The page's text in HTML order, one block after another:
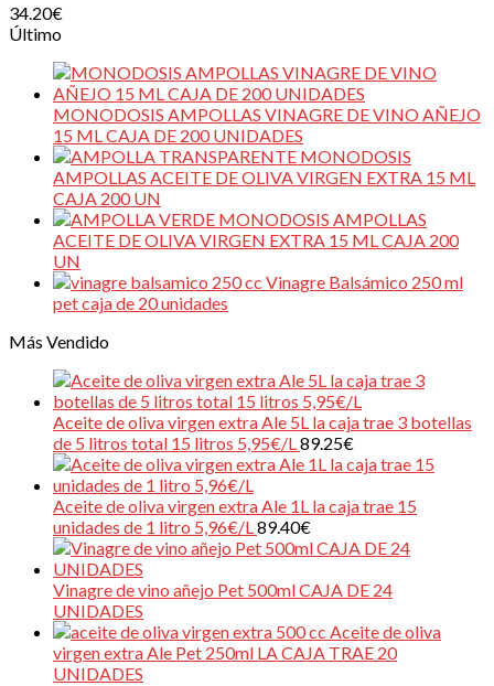
34.20€
Último
MONODOSIS AMPOLLAS VINAGRE DE VINO AÑEJO
15 ML CAJA DE 200 UNIDADES
MONODOSIS
AMPOLLAS ACEITE DE OLIVA VIRGEN EXTRA 15 ML
CAJA 200 UN
MONODOSIS AMPOLLAS
ACEITE DE OLIVA VIRGEN EXTRA 15 ML CAJA 200
UN
Vinagre Balsámico 250 ml
pet caja de 20 unidades
Más Vendido
Aceite de oliva virgen extra Ale 5L la caja trae 3 botellas
de 5 litros total 15 litros 5,95€/L 89.25€
Aceite de oliva virgen extra Ale 1L la caja trae 15
unidades de 1 litro 5,96€/L 89.40€
Vinagre de vino añejo Pet 500ml CAJA DE 24
UNIDADES
Aceite de oliva
virgen extra Ale Pet 250ml LA CAJA TRAE 20
UNIDADES